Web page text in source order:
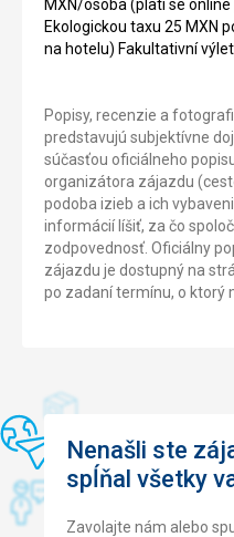
MXN/osoba (platí se
Ekologickou taxu 25 MXN
na hotelu) Fakultativní
Popisy, recenzie a
predstavujú subjektívne
súčasťou oficiálneho
organizátora zájazdu
podoba izieb a ich
informácií líšiť, za čo
zodpovednosť. Oficiálny
zájazdu je dostupný na
po zadaní termínu, o ktorý
Nenašli ste
spĺňal všetky
Zavolajte nám alebo